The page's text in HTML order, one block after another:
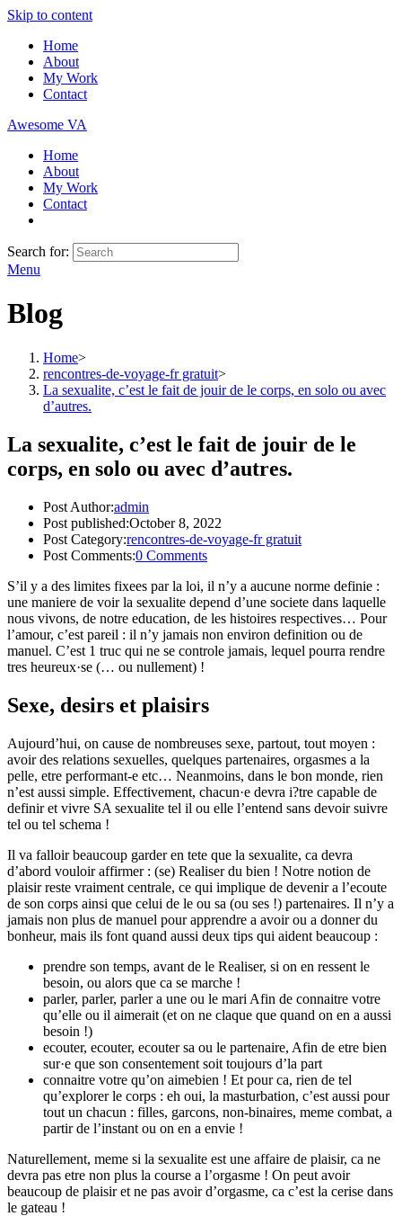
Skip to content
Home
About
My Work
Contact
Awesome VA
Home
About
My Work
Contact
Search for:
Menu
Blog
Home>
rencontres-de-voyage-fr gratuit>
La sexualite, c’est le fait de jouir de le corps, en solo ou avec
d’autres.
La sexualite, c’est le fait de jouir de le
corps, en solo ou avec d’autres.
Post Author:admin
Post published:October 8, 2022
Post Category:rencontres-de-voyage-fr gratuit
Post Comments:0 Comments
S’il y a des limites fixees par la loi, il n’y a aucune norme definie :
une maniere de voir la sexualite depend d’une societe dans laquelle
nous vivons, de notre education, de les histoires respectives… Pour
l’amour, c’est pareil : il n’y jamais non environ definition ou de
manuel. C’est 1 truc qui ne se controle jamais, lequel pourra rendre
tres heureux·se (… ou nullement) !
Sexe, desirs et plaisirs
Aujourd’hui, on cause de nombreuses sexe, partout, tout moyen :
avoir des relations sexuelles, quelques partenaires, orgasmes a la
pelle, etre performant-e etc… Neanmoins, dans le bon monde, rien
n’est aussi simple. Effectivement, chacun·e devra i?tre capable de
definir et vivre SA sexualite tel il ou elle l’entend sans devoir suivre
tel ou tel schema !
Il va falloir beaucoup garder en tete que la sexualite, ca devra
d’abord vouloir affirmer : (se) Realiser du bien ! Notre notion de
plaisir reste vraiment centrale, ce qui implique de devenir a l’ecoute
de son corps ainsi que celui de le ou sa (ou ses !) partenaires. Il n’y a
jamais non plus de manuel pour apprendre a avoir ou a donner du
bonheur, mais ils font quand aussi deux tips qui aident beaucoup :
prendre son temps, avant de le Realiser, si on en ressent le
besoin, ou alors que ca se marche !
parler, parler, parler a une ou le mari Afin de connaitre votre
qu’elle ou il aimerait (et on ne claque que quand on en a aussi
besoin !)
ecouter, ecouter, ecouter sa ou le partenaire, Afin de etre bien
sur·e que son consentement soit toujours d’la part
connaitre votre qu’on aimebien ! Et pour ca, rien de tel
qu’explorer le corps : eh oui, la masturbation, c’est aussi pour
tout un chacun : filles, garcons, non-binaires, meme combat, a
partir de l’instant ou on en a envie !
Naturellement, meme si la sexualite est une affaire de plaisir, ca ne
devra pas etre non plus la course a l’orgasme ! On peut avoir
beaucoup de plaisir et ne pas avoir d’orgasme, ca c’est la cerise dans
le gateau !